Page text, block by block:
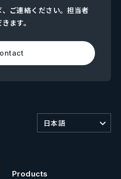
ご連絡ください。担当者
ます。
日本語
Products